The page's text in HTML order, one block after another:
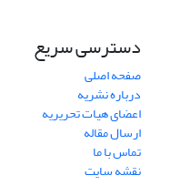
دسترسی سریع
صفحه اصلی
درباره نشریه
اعضای هیات تحریریه
ارسال مقاله
تماس با ما
نقشه سایت